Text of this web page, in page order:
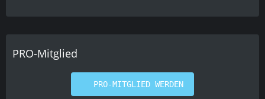
PRO-Mitglied
PRO-MITGLIED WERDEN